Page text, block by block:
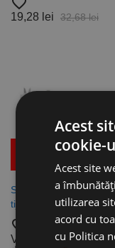
19,28 lei 32,68 lei
Mai multe
Subler digital de
tija rectangulara, Fortis
favorite_border
Vezi dimensiunile
Acest
cookie-
Acest site
a
utilizarea
acord cu
cu Politica